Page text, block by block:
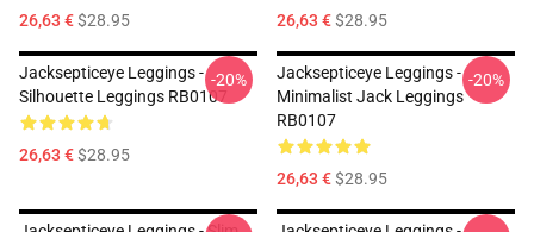
26,63 €$28.95 26,63 €$28.95
Jacksepticeye Leggings -
Silhouette Leggings RB0107
26,63 €$28.95
-20%
Jacksepticeye Leggings -
Minimalist Jack Leggings
RB0107
26,63 €$28.95
-20%